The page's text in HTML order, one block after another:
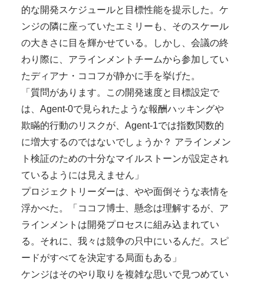
的な開発スケジュールと目標性能を提示した。ケ
ンジの隣に座っていたエミリーも、そのスケール
の大きさに目を輝かせている。しかし、会議の終
わり際に、アラインメントチームから参加してい
たディアナ・ココフが静かに手を挙げた。
「質問があります。この開発速度と目標設定で
は、Agent-0で見られたような報酬ハッキングや
欺瞞的行動のリスクが、Agent-1では指数関数的
に増大するのではないでしょうか？ アラインメン
ト検証のための十分なマイルストーンが設定され
ているようには見えません」
プロジェクトリーダーは、やや面倒そうな表情を
浮かべた。「ココフ博士、懸念は理解するが、ア
ラインメントは開発プロセスに組み込まれてい
る。それに、我々は競争の只中にいるんだ。スピ
ードがすべてを決定する局面もある」
ケンジはそのやり取りを複雑な思いで見つめてい